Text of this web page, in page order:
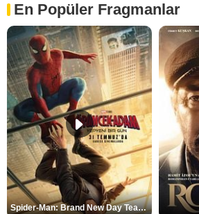
En Popüler Fragmanlar
Spider-Man: Brand New Day Teaser